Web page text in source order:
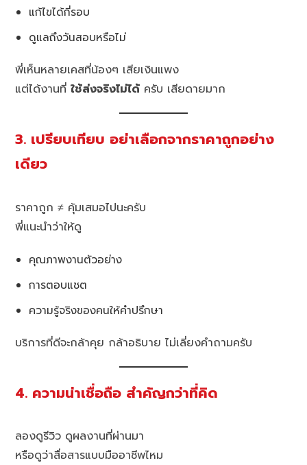
แก้ไขได้กี่รอบ
ดูแลถึงวันสอบหรือไม่
พี่เห็นหลายเคสที่น้องๆ เสียเงินแพง
แต่ได้งานที่ใช้ส่งจริงไม่ได้ ครับ เสียดายมาก
3. เปรียบเทียบ อย่าเลือกจากราคาถูกอย่าง
เดียว
ราคาถูก ≠ คุ้มเสมอไปนะครับ
พี่แนะนำว่าให้ดู
คุณภาพงานตัวอย่าง
การตอบแชต
ความรู้จริงของคนให้คำปรึกษา
บริการที่ดีจะกล้าคุย กล้าอธิบาย ไม่เลี่ยงคำถามครับ
4. ความน่าเชื่อถือ สำคัญกว่าที่คิด
ลองดูรีวิว ดูผลงานที่ผ่านมา
หรือดูว่าสื่อสารแบบมืออาชีพไหม